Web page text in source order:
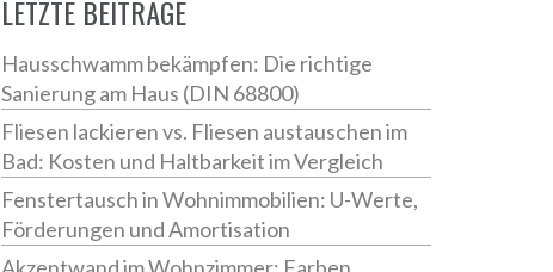
LETZTE BEITRÄGE
Hausschwamm bekämpfen: Die richtige
Sanierung am Haus (DIN 68800)
Fliesen lackieren vs. Fliesen austauschen im
Bad: Kosten und Haltbarkeit im Vergleich
Fenstertausch in Wohnimmobilien: U-Werte,
Förderungen und Amortisation